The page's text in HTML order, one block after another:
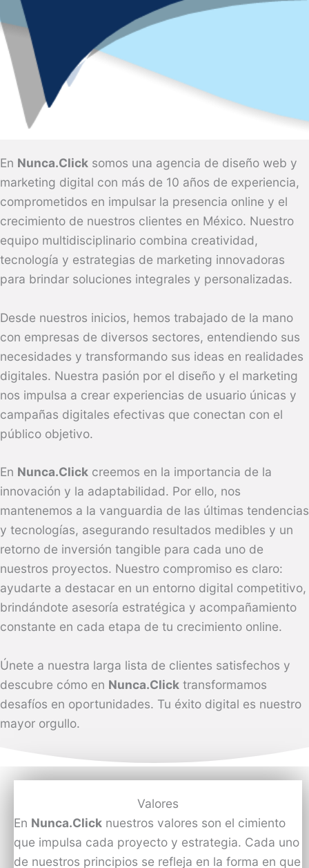
En Nunca.Click somos una agencia de diseño web y
marketing digital con más de 10 años de experiencia,
comprometidos en impulsar la presencia online y el
crecimiento de nuestros clientes en México. Nuestro
equipo multidisciplinario combina creatividad,
tecnología y estrategias de marketing innovadoras
para brindar soluciones integrales y personalizadas.
Desde nuestros inicios, hemos trabajado de la mano
con empresas de diversos sectores, entendiendo sus
necesidades y transformando sus ideas en realidades
digitales. Nuestra pasión por el diseño y el marketing
nos impulsa a crear experiencias de usuario únicas y
campañas digitales efectivas que conectan con el
público objetivo.
En Nunca.Click creemos en la importancia de la
innovación y la adaptabilidad. Por ello, nos
mantenemos a la vanguardia de las últimas tendencias
y tecnologías, asegurando resultados medibles y un
retorno de inversión tangible para cada uno de
nuestros proyectos. Nuestro compromiso es claro:
ayudarte a destacar en un entorno digital competitivo,
brindándote asesoría estratégica y acompañamiento
constante en cada etapa de tu crecimiento online.
Únete a nuestra larga lista de clientes satisfechos y
descubre cómo en Nunca.Click transformamos
desafíos en oportunidades. Tu éxito digital es nuestro
mayor orgullo.
Valores
En Nunca.Click nuestros valores son el cimiento
que impulsa cada proyecto y estrategia. Cada uno
de nuestros principios se refleja en la forma en que